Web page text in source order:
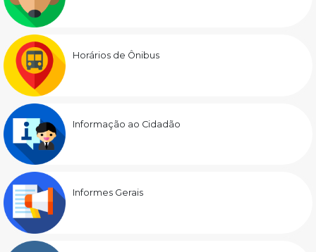
Horários de Ônibus
Informação ao Cidadão
Informes Gerais